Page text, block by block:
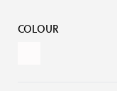
Produkt-
COLOUR